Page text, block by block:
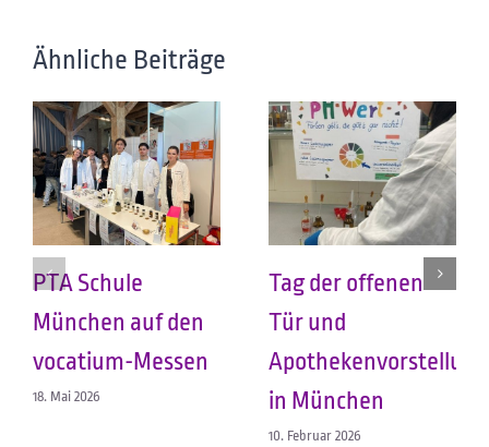
Ähnliche Beiträge
PTA Schule
München auf den
vocatium-Messen
18. Mai 2026
Tag der offenen
Tür und
in München
10. Februar 2026